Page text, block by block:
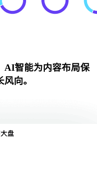
AI智能为内容布局保
向。